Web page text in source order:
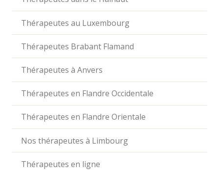
Thérapeutes au Luxembourg
Thérapeutes Brabant Flamand
Thérapeutes à Anvers
Thérapeutes en Flandre Occidentale
Thérapeutes en Flandre Orientale
Nos thérapeutes à Limbourg
Thérapeutes en ligne